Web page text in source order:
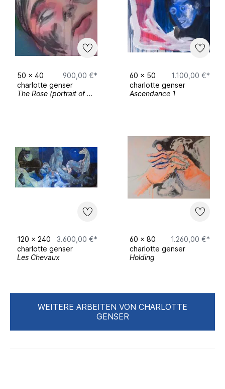
50 x 40
900,00 €*
charlotte genser
The Rose (portrait of Natalia)
60 x 50
1.100,00 €*
charlotte genser
Ascendance 1
120 x 240
3.600,00 €*
charlotte genser
Les Chevaux
60 x 80
1.260,00 €*
charlotte genser
Holding
WEITERE ARBEITEN VON CHARLOTTE
GENSER